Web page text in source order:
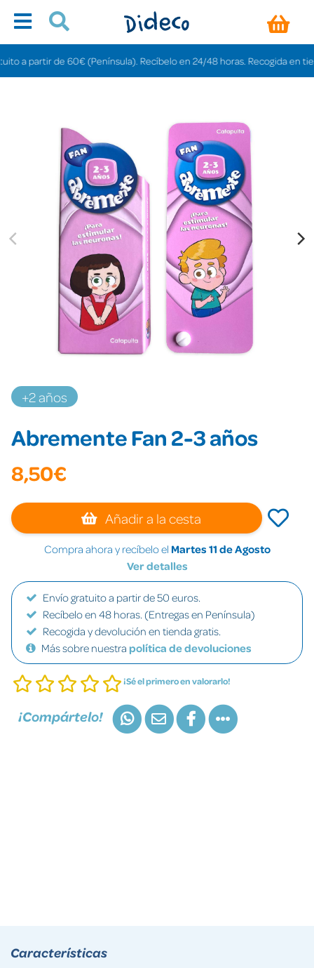
partir de 60€ (Península). Recíbelo en 24/48 horas. Recogida en tiendas
+2 años
Abremente Fan 2-3 años
8,50€
Añadir a la cesta
Compra ahora y recíbelo el Martes 11 de Agosto
Ver detalles
Envío gratuito a partir de 50 euros.
Recíbelo en 48 horas. (Entregas en Península)
Recogida y devolución en tienda gratis.
Más sobre nuestra política de devoluciones
¡Sé el primero en valorarlo!
¡Compártelo!
Características